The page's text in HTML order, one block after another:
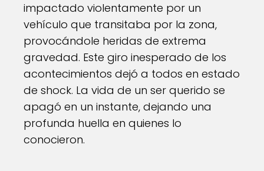
impactado violentamente por un
vehículo que transitaba por la zona,
provocándole heridas de extrema
gravedad. Este giro inesperado de los
acontecimientos dejó a todos en estado
de shock. La vida de un ser querido se
apagó en un instante, dejando una
profunda huella en quienes lo
conocieron.